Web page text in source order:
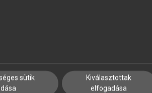
sütik
Kiválasztottak
elfogadása